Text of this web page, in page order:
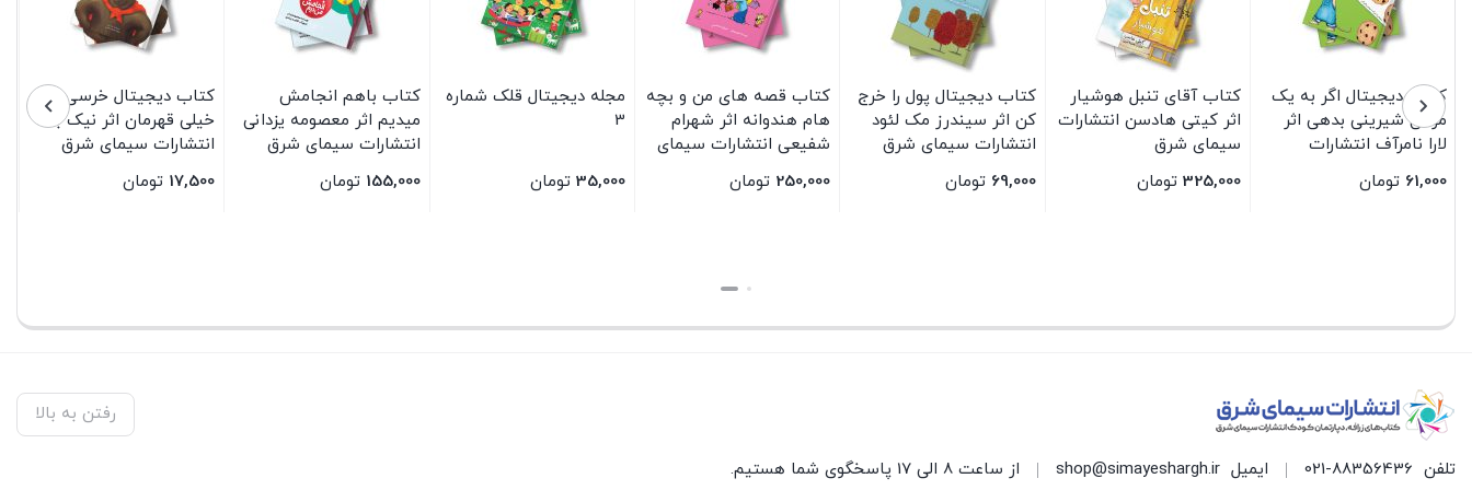
کتاب دیجیتال اگر به یک
موش شیرینی بدهی اثر
لارا نامرآف انتشارات
61,000 تومان
کتاب آقای تنبل هوشیار
اثر کیتی هادسن انتشارات
سیمای شرق
325,000 تومان
کتاب دیجیتال پول را خرج
کن اثر سیندرز مک لئود
انتشارات سیمای شرق
69,000 تومان
کتاب قصه های من و بچه
هام هندوانه اثر شهرام
شفیعی انتشارات سیمای
250,000 تومان
مجله دیجیتال قلک شماره
3
35,000 تومان
کتاب باهم انجامش
میدیم اثر معصومه یزدانی
انتشارات سیمای شرق
155,000 تومان
کتاب دیجیتال خرسی
خیلی قهرمان اثر نیک بلند
انتشارات سیمای شرق
17,500 تومان
رفتن به بالا
تلفن 021-88356436 ایمیل shop@simayeshargh.ir از ساعت 8 الی 17 پاسخگوی شما هستیم.